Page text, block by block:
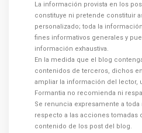
La información provista en los
constituye ni pretende constituir
personalizado; toda la
fines informativos generales y
información exhaustiva.
En la medida que el blog
contenidos de terceros, dichos
ampliar la información del lector,
Formantia no recomienda ni
Se renuncia expresamente a
respecto a las acciones tomadas
contenido de los post del blog.